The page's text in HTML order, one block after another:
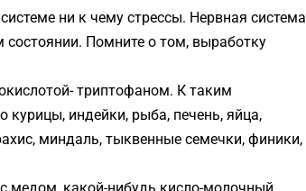
ни к чему стрессы. Нервная система
Помните о том, выработку
триптофаном. К таким
курицы, индейки, рыба, печень, яйца,
миндаль, тыквенные семечки, финики,